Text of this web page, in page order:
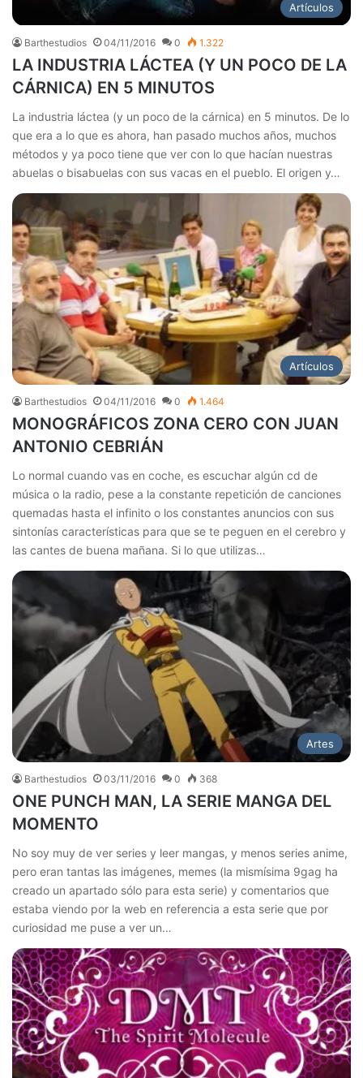
Artículos
Barthestudios 04/11/2016 0 1.322
LA INDUSTRIA LÁCTEA (Y UN POCO DE LA
CÁRNICA) EN 5 MINUTOS
La industria láctea (y un poco de la cárnica) en 5 minutos. De lo
que era a lo que es ahora, han pasado muchos años, muchos
métodos y ya poco tiene que ver con lo que hacían nuestras
abuelas o bisabuelas con sus vacas en el pueblo. El origen y…
Artículos
Barthestudios 04/11/2016 0 1.464
MONOGRÁFICOS ZONA CERO CON JUAN
ANTONIO CEBRIÁN
Lo normal cuando vas en coche, es escuchar algún cd de
música o la radio, pese a la constante repetición de canciones
quemadas hasta el infinito o los constantes anuncios con sus
sintonías características para que se te peguen en el cerebro y
las cantes de buena mañana. Si lo que utilizas…
Artes
Barthestudios 03/11/2016 0 368
ONE PUNCH MAN, LA SERIE MANGA DEL
MOMENTO
No soy muy de ver series y leer mangas, y menos series anime,
pero eran tantas las imágenes, memes (la mismísima 9gag ha
creado un apartado sólo para esta serie) y comentarios que
estaba viendo por la web en referencia a esta serie que por
curiosidad me puse a ver un…